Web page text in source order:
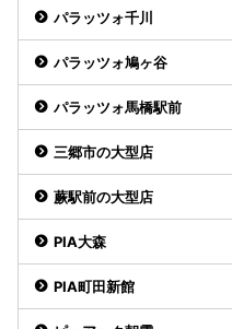
パラッツォ千川
パラッツォ鳩ヶ谷
パラッツォ馬橋駅前
三郷市の大型店
蕨駅前の大型店
PIA大森
PIA町田新館